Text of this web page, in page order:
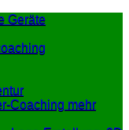
Geräte
Coaching mehr